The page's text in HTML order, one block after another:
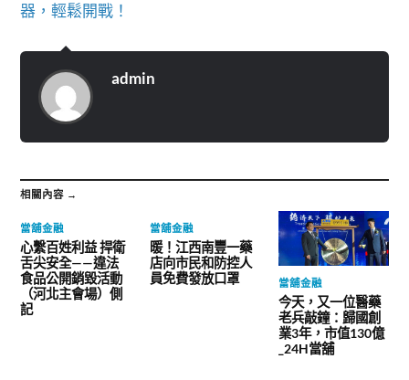
器，輕鬆開戰！
admin
相關內容 →
當舖金融
心繫百姓利益 捍衛
舌尖安全——違法
食品公開銷毀活動
（河北主會場）側
記
當舖金融
暖！江西南豐一藥
店向市民和防控人
員免費發放口罩
當舖金融
今天，又一位醫藥
老兵敲鐘：歸國創
業3年，市值130億
_24H當舖